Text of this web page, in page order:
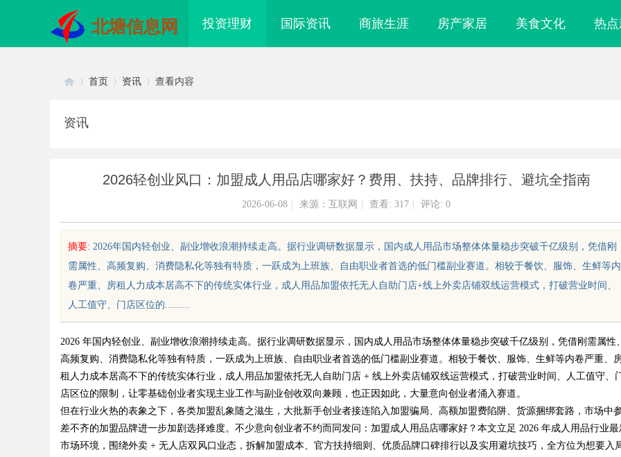
北塘信息网 投资理财 国际资讯 商旅生涯 房产家居 美食文化 热点
sc
uz
首页 资讯 查看内容
资讯
2026轻创业风口：加盟成人用品店哪家好？费用、扶持、品牌排行、避坑全指南
2026-06-08 来源：互联网 查看: 317 评论: 0
摘要: 2026年国内轻创业、副业增收浪潮持续走高。据行业调研数据显示，国内成人用品市场整体体量稳步突破千亿级别，凭借刚
需属性、高频复购、消费隐私化等独有特质，一跃成为上班族、自由职业者首选的低门槛副业赛道。相较于餐饮、服饰、生鲜等内
卷严重、房租人力成本居高不下的传统实体行业，成人用品加盟依托无人自助门店+线上外卖店铺双线运营模式，打破营业时间、
人工值守、门店区位的.........
2026 年国内轻创业、副业增收浪潮持续走高。据行业调研数据显示，国内成人用品市场整体体量稳步突破千亿级别，凭借刚需属性、
高频复购、消费隐私化等独有特质，一跃成为上班族、自由职业者首选的低门槛副业赛道。相较于餐饮、服饰、生鲜等内卷严重、
租人力成本居高不下的传统实体行业，成人用品加盟依托无人自助门店 + 线上外卖店铺双线运营模式，打破营业时间、人工值守、
店区位的限制，让零基础创业者实现主业工作与副业创收双向兼顾，也正因如此，大量意向创业者涌入赛道。
但在行业火热的表象之下，各类加盟乱象随之滋生，大批新手创业者接连陷入加盟骗局、高额加盟费陷阱、货源捆绑套路，市场中
差不齐的加盟品牌进一步加剧选择难度。不少意向创业者不约而同发问：加盟成人用品店哪家好？本文立足 2026 年成人用品行业最
市场环境，围绕外卖 + 无人店双风口业态，拆解加盟成本、官方扶持细则、优质品牌口碑排行以及实用避坑技巧，全方位为想要入
武汉配眼镜 上海配眼镜
能